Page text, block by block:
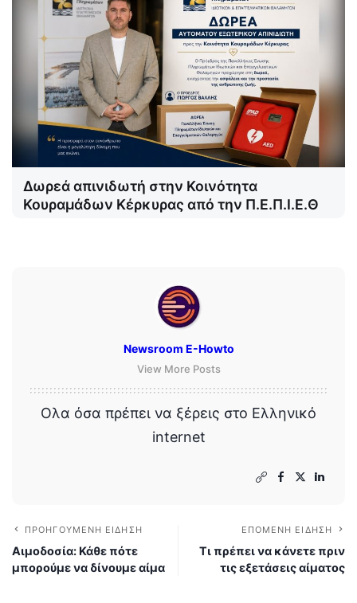
Δωρεά απινιδωτή στην Κοινότητα
Κουραμάδων Κέρκυρας από την Π.Ε.Π.Ι.Ε.Θ
Newsroom E-Howto
View More Posts
Ολα όσα πρέπει να ξέρεις στο Ελληνικό
internet
ΠΡΟΗΓΟΎΜΕΝΗ ΕΊΔΗΣΗ
Αιμοδοσία: Κάθε πότε
μπορούμε να δίνουμε αίμα
ΕΠΌΜΕΝΗ ΕΊΔΗΣΗ
Τι πρέπει να κάνετε πριν
τις εξετάσεις αίματος